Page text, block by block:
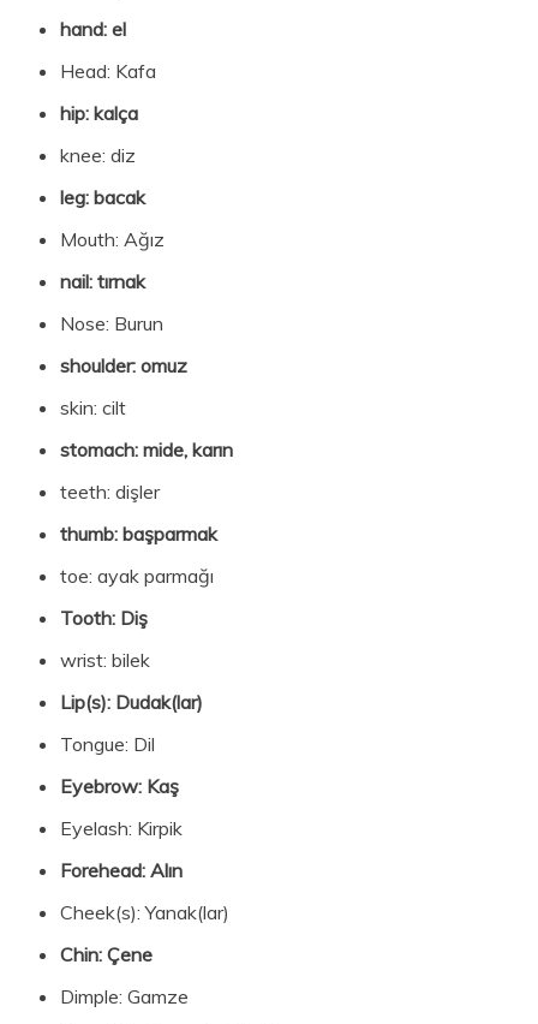
hand: el
Head: Kafa
hip: kalça
knee: diz
leg: bacak
Mouth: Ağız
nail: tırnak
Nose: Burun
shoulder: omuz
skin: cilt
stomach: mide, karın
teeth: dişler
thumb: başparmak
toe: ayak parmağı
Tooth: Diş
wrist: bilek
Lip(s): Dudak(lar)
Tongue: Dil
Eyebrow: Kaş
Eyelash: Kirpik
Forehead: Alın
Cheek(s): Yanak(lar)
Chin: Çene
Dimple: Gamze